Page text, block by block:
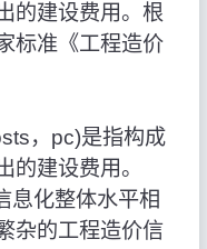
的建设费用。根
标准《工程造价
，pc)是指构成
的建设费用。
息化整体水平相
杂的工程造价信